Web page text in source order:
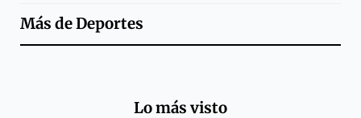
Más deDeportes
Lo más visto